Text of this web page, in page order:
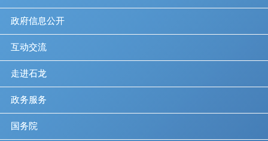
政府信息公开
互动交流
走进石龙
政务服务
国务院